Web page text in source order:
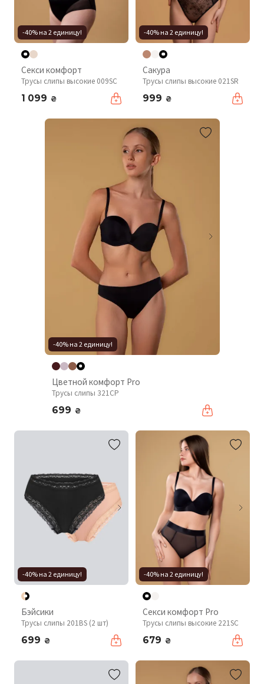
-40% на 2 единицу!
Секси комфорт
Трусы слипы высокие 009SC
1 099 ₴
-40% на 2 единицу!
Сакура
Трусы слипы высокие 021SR
999 ₴
-40% на 2 единицу!
Цветной комфорт Pro
Трусы слипы 321CP
699 ₴
-40% на 2 единицу!
Бэйсики
Трусы слипы 201BS (2 шт)
699 ₴
-40% на 2 единицу!
Секси комфорт Pro
Трусы слипы высокие 221SC
679 ₴